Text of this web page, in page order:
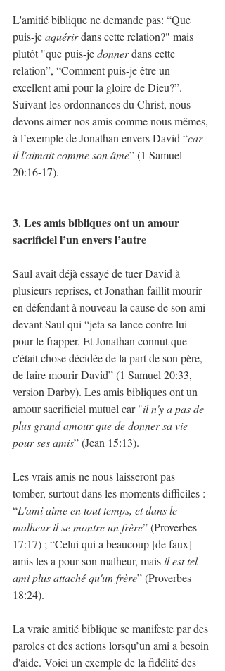
L'amitié biblique ne demande pas: “Que
puis-je aquérir dans cette relation?" mais
plutôt "que puis-je donner dans cette
relation”, “Comment puis-je être un
excellent ami pour la gloire de Dieu?”.
Suivant les ordonnances du Christ, nous
devons aimer nos amis comme nous mêmes,
à l’exemple de Jonathan envers David “car
il l'aimait comme son âme” (1 Samuel
20:16-17).
3. Les amis bibliques ont un amour
sacrificiel l’un envers l’autre
Saul avait déjà essayé de tuer David à
plusieurs reprises, et Jonathan faillit mourir
en défendant à nouveau la cause de son ami
devant Saul qui “jeta sa lance contre lui
pour le frapper. Et Jonathan connut que
c'était chose décidée de la part de son père,
de faire mourir David” (1 Samuel 20:33,
version Darby). Les amis bibliques ont un
amour sacrificiel mutuel car "il n'y a pas de
plus grand amour que de donner sa vie
pour ses amis” (Jean 15:13).
Les vrais amis ne nous laisseront pas
tomber, surtout dans les moments difficiles :
“L'ami aime en tout temps, et dans le
malheur il se montre un frère” (Proverbes
17:17) ; “Celui qui a beaucoup [de faux]
amis les a pour son malheur, mais il est tel
ami plus attaché qu'un frère” (Proverbes
18:24).
La vraie amitié biblique se manifeste par des
paroles et des actions lorsqu’un ami a besoin
d'aide. Voici un exemple de la fidélité des